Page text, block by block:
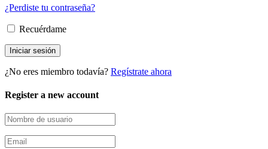
¿Perdiste tu contraseña?
Recuérdame
¿No eres miembro todavía? Regístrate ahora
Register a new account